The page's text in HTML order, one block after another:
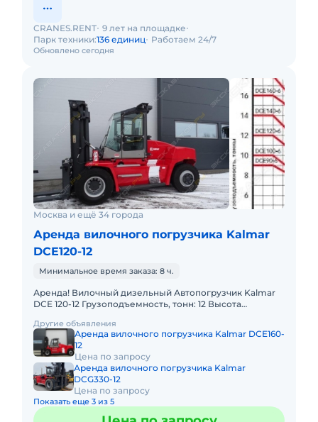
Обновлено сегодня
CRANES.RENT 9 лет на площадке
Парк техники:136 единиц Работаем 24/7
Москва и ещё 34 города
Аренда вилочного погрузчика Kalmar
DCE120-12
Минимальное время заказа: 8 ч.
Аренда! Вилочный дизельный Автопогрузчик Kalmar
DCE 120-12 Грузоподъемность, тонн: 12 Высота
Грузоподъемность стрелы
Другие объявления
Аренда вилочного погрузчика Kalmar DCE160-
12
Цена по запросу
Аренда вилочного погрузчика Kalmar
DCG330-12
Цена по запросу
Показать еще 3 из 5